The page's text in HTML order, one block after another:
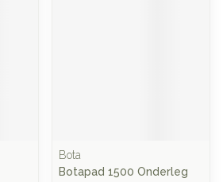
Bota
Botapad 1500 Onderleg